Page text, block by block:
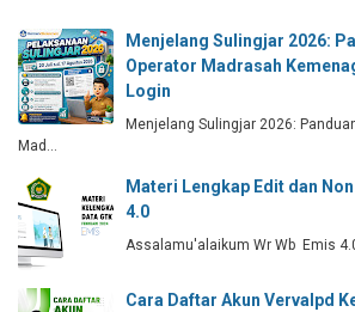
Menjelang Sulingjar 2026:
Operator Madrasah
Login
Menjelang Sulingjar 2026:
Mad…
Materi Lengkap Edit dan
4.0
Assalamu'alaikum Wr Wb Emis
Cara Daftar Akun Vervalpd